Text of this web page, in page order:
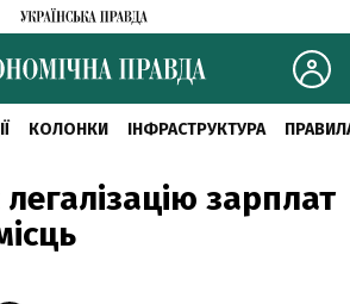
КОЛОНКИ ІНФРАСТРУКТУРА
зарплат